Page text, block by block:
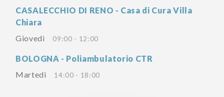
CASALECCHIO DI RENO - Casa di Cura Villa
Chiara
Giovedì
09:00 - 12:00
BOLOGNA - Poliambulatorio CTR
Martedì
14:00 - 18:00